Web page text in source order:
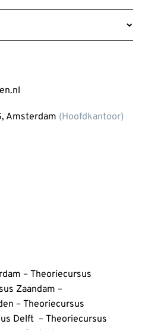
Amsterdam (Hoofdkantoor)
– Theoriecursus
Zaandam –
– Theoriecursus
Delft – Theoriecursus